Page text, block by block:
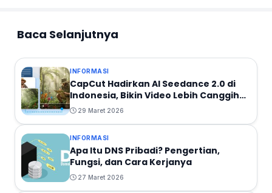
Baca Selanjutnya
INFORMASI
CapCut Hadirkan AI Seedance 2.0 di
Indonesia, Bikin Video Lebih Canggih
dan Sinematik
29 Maret 2026
INFORMASI
Apa Itu DNS Pribadi? Pengertian,
Fungsi, dan Cara Kerjanya
27 Maret 2026